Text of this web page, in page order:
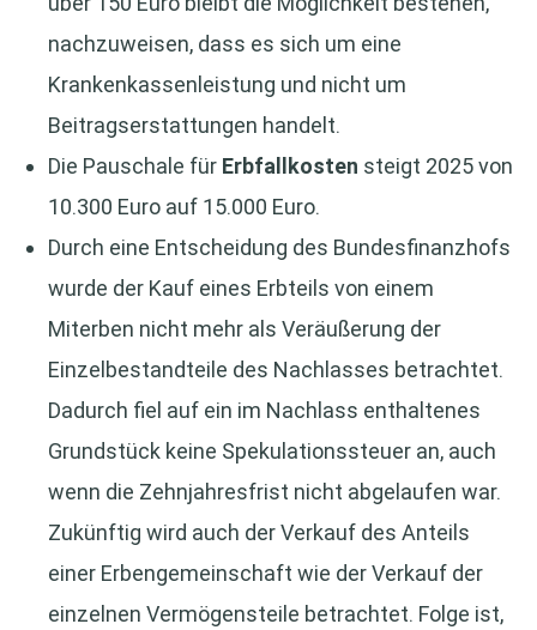
nachzuweisen, dass es sich um eine
Krankenkassenleistung und nicht um
Beitragserstattungen handelt.
Die Pauschale für Erbfallkosten steigt 2025 von
10.300 Euro auf 15.000 Euro.
Durch eine Entscheidung des Bundesfinanzhofs
wurde der Kauf eines Erbteils von einem
Miterben nicht mehr als Veräußerung der
Einzelbestandteile des Nachlasses betrachtet.
Dadurch fiel auf ein im Nachlass enthaltenes
Grundstück keine Spekulationssteuer an, auch
wenn die Zehnjahresfrist nicht abgelaufen war.
Zukünftig wird auch der Verkauf des Anteils
einer Erbengemeinschaft wie der Verkauf der
einzelnen Vermögensteile betrachtet. Folge ist,